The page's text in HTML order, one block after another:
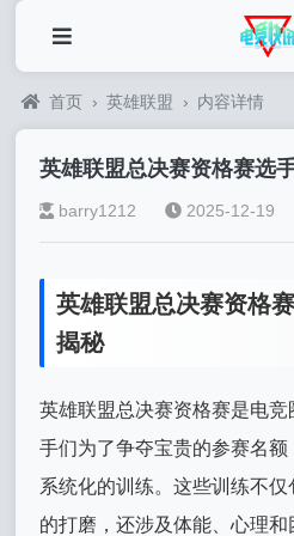
首页 › 英雄联盟 › 内容详情
英雄联盟总决赛资格赛选
barry1212 2025-12-19
英雄联盟总决赛资格
揭秘
英雄联盟总决赛资格赛是电
手们为了争夺宝贵的参赛名额
系统化的训练。这些训练不
的打磨，还涉及体能、心理和